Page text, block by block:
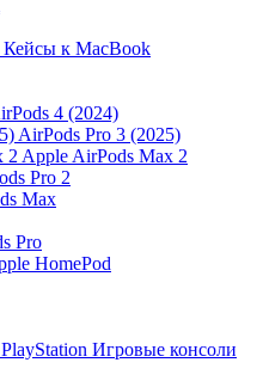
Кейсы к MacBook
4 (2024)
AirPods Pro 3 (2025)
Apple AirPods Max 2
Pro 2
Max
Pro
HomePod
Игровые консоли